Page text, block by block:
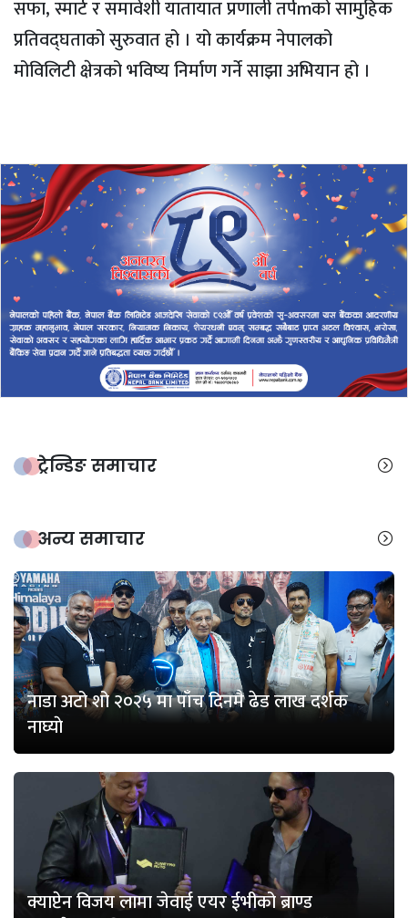
सफा, स्मार्ट र समावेशी यातायात प्रणाली तर्पmको सामुहिक
प्रतिवद्घताको सुरुवात हो । यो कार्यक्रम नेपालको
मोविलिटी क्षेत्रको भविष्य निर्माण गर्ने साझा अभियान हो ।
ट्रेन्डिङ समाचार
अन्य समाचार
नाडा अटो शो २०२५ मा पाँच दिनमै ढेड लाख दर्शक
नाघ्याे
क्याप्टेन विजय लामा जेवाई एयर ईभीको ब्राण्ड